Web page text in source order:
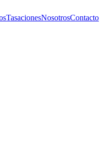
TasacionesNosotrosContacto